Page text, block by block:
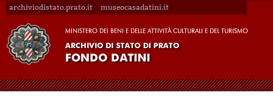
archiviodistato.prato.it museocasadatini.it